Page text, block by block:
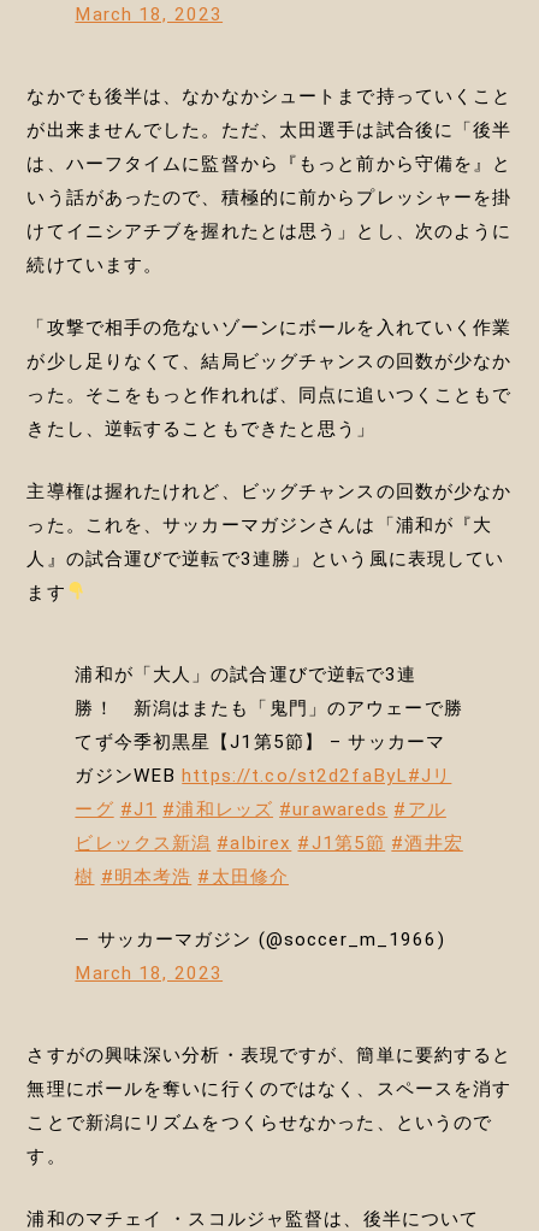
March 18, 2023
なかでも後半は、なかなかシュートまで持っていくこと
が出来ませんでした。ただ、太田選手は試合後に「後半
は、ハーフタイムに監督から『もっと前から守備を』と
いう話があったので、積極的に前からプレッシャーを掛
けてイニシアチブを握れたとは思う」とし、次のように
続けています。
「攻撃で相手の危ないゾーンにボールを入れていく作業
が少し足りなくて、結局ビッグチャンスの回数が少なか
った。そこをもっと作れれば、同点に追いつくこともで
きたし、逆転することもできたと思う」
主導権は握れたけれど、ビッグチャンスの回数が少なか
った。これを、サッカーマガジンさんは「浦和が『大
人』の試合運びで逆転で3連勝」という風に表現してい
ます
浦和が「大人」の試合運びで逆転で3連
勝！ 新潟はまたも「鬼門」のアウェーで勝
てず今季初黒星【J1第5節】 – サッカーマ
ガジンWEBhttps://t.co/st2d2faByL#Jリ
ーグ #J1 #浦和レッズ #urawareds #アル
ビレックス新潟 #albirex #J1第5節 #酒井宏
樹 #明本考浩 #太田修介
— サッカーマガジン (@soccer_m_1966)
March 18, 2023
さすがの興味深い分析・表現ですが、簡単に要約すると
無理にボールを奪いに行くのではなく、スペースを消す
ことで新潟にリズムをつくらせなかった、というので
す。
浦和のマチェイ ・スコルジャ監督は、後半について